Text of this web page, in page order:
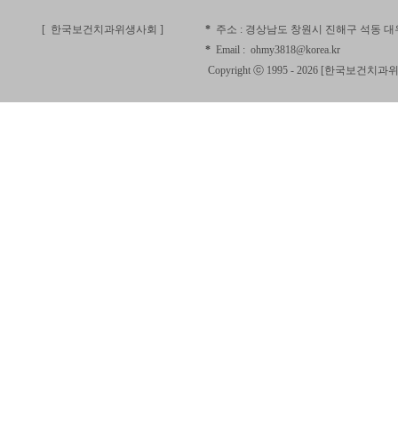
[ 한국보건치과위생사회 ] * 주소 : 경상남도 창원시 진해구 석동 대
* Email : ohmy3818@korea.kr
Copyright ⓒ 1995 - 2026 [한국보건치과